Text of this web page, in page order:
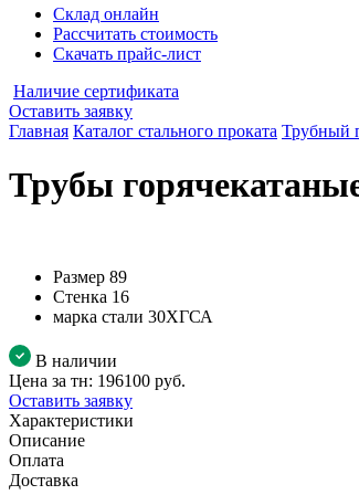
Склад онлайн
Рассчитать стоимость
Скачать прайс-лист
Наличие сертификата
Оставить заявку
Главная Каталог стального проката Трубный
Трубы
Размер 89
Стенка 16
марка стали 30ХГСА
В наличии
Цена за тн: 196100 руб.
Оставить заявку
Характеристики
Описание
Оплата
Доставка